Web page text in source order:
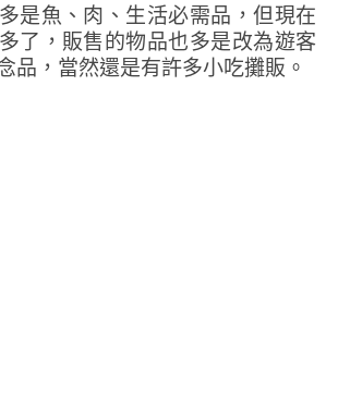
是魚、肉、生活必需品，但現在
了，販售的物品也多是改為遊客
品，當然還是有許多小吃攤販。